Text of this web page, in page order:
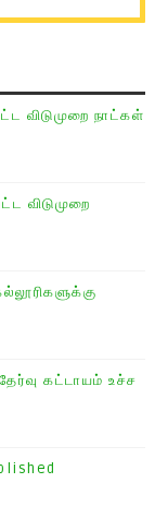
விடுமுறை நாட்கள்
விடுமுறை
தேர்வு கட்டாயம் உச்ச